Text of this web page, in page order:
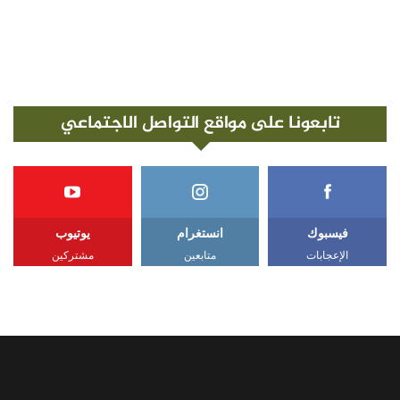
تابعونا على مواقع التواصل الاجتماعي
فيسبوك
الإعجابات
انستغرام
متابعين
يوتيوب
مشتركين